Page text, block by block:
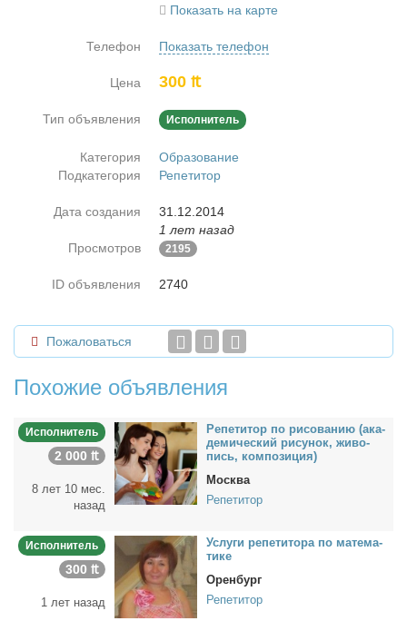
Показать на карте
Телефон Показать телефон
Цена 300 ₶
Тип объявления Исполнитель
Категория
Образование
Подкатегория
Репетитор
Дата создания
31.12.2014
1 лет назад
Просмотров
2195
ID объявления 2740
Пожаловаться
Похожие объявления
Исполнитель
2 000 ₶
8 лет 10 мес.
назад
Ре­пе­ти­тор по ри­со­ва­нию (ака­
де­ми­че­ский ри­су­нок, жи­во­
пись, ком­по­зи­ция)
Москва
Репетитор
Исполнитель
300 ₶
1 лет назад
Услу­ги ре­пе­ти­то­ра по ма­те­ма­
ти­ке
Оренбург
Репетитор